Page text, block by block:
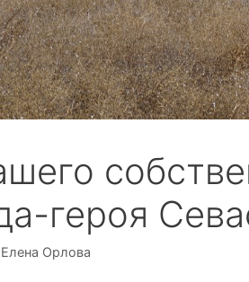
героя
Елена Орлова